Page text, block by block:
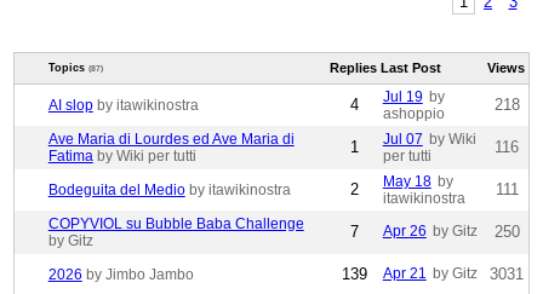
Topics (87) Replies Last Post Views
AI slop by itawikinostra 4 Jul 19 by
ashoppio
218
Ave Maria di Lourdes ed Ave Maria di
Fatima by Wiki per tutti 1 Jul 07 by Wiki
per tutti
116
Bodeguita del Medio by itawikinostra 2 May 18 by
itawikinostra
111
COPYVIOL su Bubble Baba Challenge
by Gitz
7 Apr 26 by Gitz 250
2026 by Jimbo Jambo 139 Apr 21 by Gitz 3031